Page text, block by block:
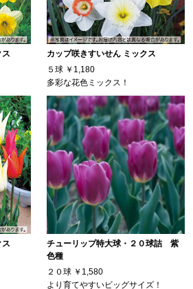
ス
カップ咲きすいせん ミックス
５球 ￥1,180
多彩な花色ミックス！
ス
チューリップ特大球・２０球詰 紫
色種
２０球 ￥1,580
より育てやすいビッグサイズ！